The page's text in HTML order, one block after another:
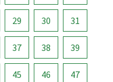
29 30 31
37 38 39
45 46 47